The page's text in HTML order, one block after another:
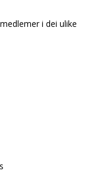
i dei ulike